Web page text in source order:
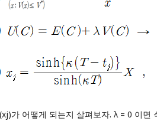
가 어떻게 되는지 살펴보자. λ = 0 이